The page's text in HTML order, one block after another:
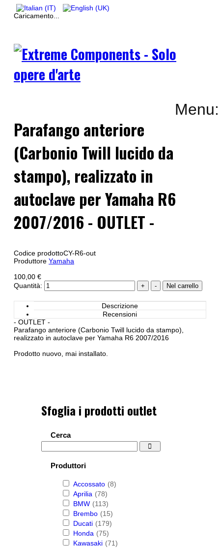
Caricamento...
Menu:
Parafango anteriore
(Carbonio Twill lucido da
stampo), realizzato in
autoclave per Yamaha R6
2007/2016 - OUTLET -
Codice prodottoCY-R6-out
Produttore Yamaha
100,00 €
Quantità:
Descrizione
Recensioni
- OUTLET -
Parafango anteriore (Carbonio Twill lucido da stampo),
realizzato in autoclave per Yamaha R6 2007/2016
Prodotto nuovo, mai installato.
Sfoglia i prodotti outlet
Cerca
Produttori
Accossato (8)
Aprilia (78)
BMW (113)
Brembo (15)
Ducati (179)
Honda (75)
Kawasaki (71)